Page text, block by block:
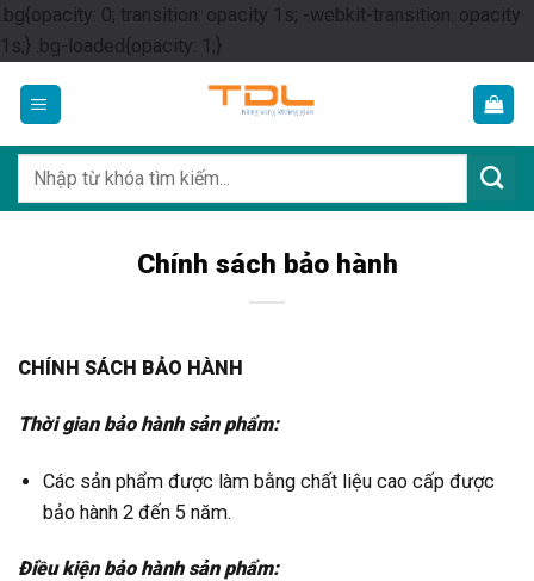
.bg{opacity: 0; transition: opacity 1s; -webkit-transition: opacity
1s;} .bg-loaded{opacity: 1;}Skip
content
kiếm:
Chính sách bảo hành
CHÍNH SÁCH BẢO HÀNH
Thời gian bảo hành sản phẩm:
Các sản phẩm được làm bằng chất liệu cao cấp được
bảo hành 2 đến 5 năm.
Điều kiện bảo hành sản phẩm: